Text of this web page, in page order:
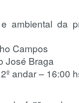
ambiental da
Campos
José Braga
andar – 16:00